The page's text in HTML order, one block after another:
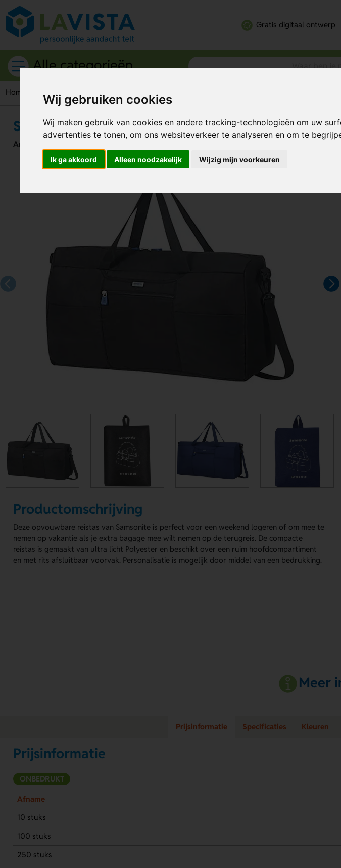
Wij gebruiken cookies
Wij maken gebruik van cookies en andere tracking-technologieën om uw
advertenties te tonen, om ons websiteverkeer te analyseren en om te
Ik ga akkoord Alleen noodzakelijk Wijzig mijn voorkeuren
Gratis digitaal ontwerp
Alle categorieën
Home Draagtassen Opvouwbare tas
Samsonite Packing Accessories Foldable Duffle
Artikelnummer:
Productomschrijving
Deze opvouwbare reistas van Samsonite is perfect voor een weekend logeren of om mee te
nemen op vakantie als je extra bagage mee wilt nemen op de terugreis. De compacte
reistas is gemaakt van ultra licht Polyester en beschikt over een ruim hoofdcompartiment
en met rits afsluitbaar voorvak. Personalisatie is mogelijk door middel van een bedrukking.
Meer
Prijsinformatie Specificaties Kleuren
Prijsinformatie
ONBEDRUKT
Afname
10 stuks
100 stuks
250 stuks